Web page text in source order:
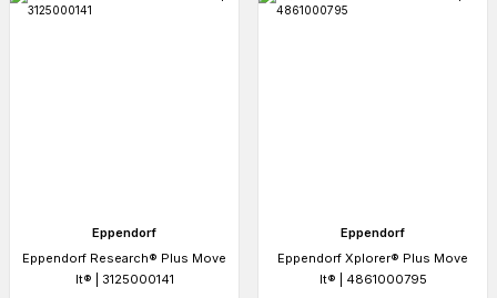
Eppendorf
Eppendorf Research® Plus Move
It® | 3125000141
Eppendorf
Eppendorf Xplorer® Plus Move
It® | 4861000795